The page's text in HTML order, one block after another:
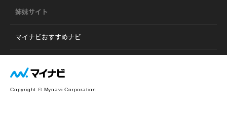
姉妹サイト
マイナビおすすめナビ
Copyright © Mynavi Corporation